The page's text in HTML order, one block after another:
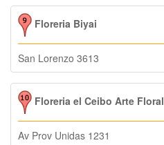
Floreria Biyai
San Lorenzo 3613
Floreria el Ceibo Arte Floral
Av Prov Unidas 1231